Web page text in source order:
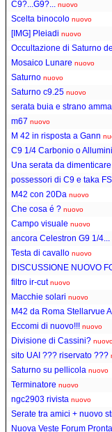
C9?...G9?... nuovo
Scelta binocolo nuovo
[IMG] Pleiadi nuovo
Occultazione di Saturno
Mosaico Lunare nuovo
Saturno nuovo
Saturno c9.25 nuovo
serata buia e strano
m67 nuovo
M 42 in risposta a Gann
C9 1/4 Carbonio o
Una serata da dimenticare
possessori di C9 e taka
M42 con 20Da nuovo
Che cosa é ? nuovo
Campo visuale nuovo
ancora Celestron G9 1/4...
Testa di cavallo nuovo
DISCUSSIONE NUOVO
filtro ir-cut nuovo
Macchie solari nuovo
M42 da Roma Stellarvue
Eccomi di nuovo!!! nuovo
Divisione di Cassini?
sito UAI ??? riservato ???
Saturno su pellicola nuovo
Terminatore nuovo
ngc2903 rivista nuovo
Serate tra amici + nuovo
Nuova Veste Forum Pronta